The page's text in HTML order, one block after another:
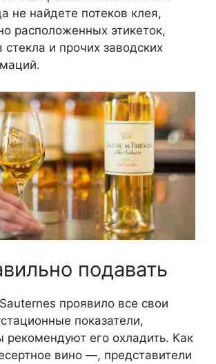
не найдете потеков клея,
расположенных этикеток,
стекла и прочих заводских
подавать
проявило все свои
показатели,
рекомендуют его охладить. Как
вино —, представители